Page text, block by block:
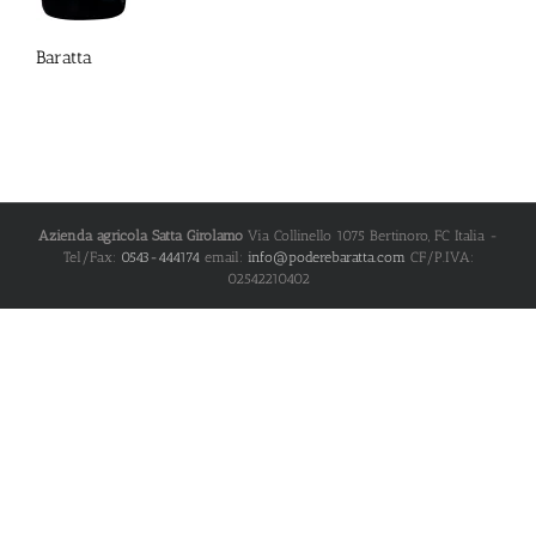
Baratta
Azienda agricola Satta Girolamo Via Collinello 1075 Bertinoro, FC Italia -
Tel/Fax: 0543-444174email: info@poderebaratta.com CF/P.IVA:
02542210402